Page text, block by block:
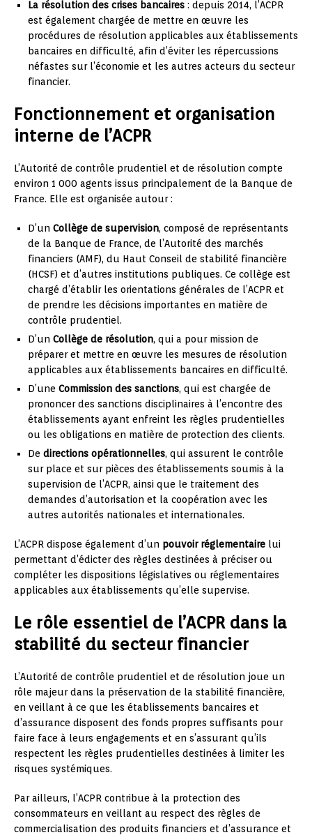
La résolution des crises bancaires : depuis 2014, l’ACPR
est également chargée de mettre en œuvre les
procédures de résolution applicables aux établissements
bancaires en difficulté, afin d’éviter les répercussions
néfastes sur l’économie et les autres acteurs du secteur
financier.
Fonctionnement et organisation
interne de l’ACPR
L’Autorité de contrôle prudentiel et de résolution compte
environ 1 000 agents issus principalement de la Banque de
France. Elle est organisée autour :
D’un Collège de supervision, composé de représentants
de la Banque de France, de l’Autorité des marchés
financiers (AMF), du Haut Conseil de stabilité financière
(HCSF) et d’autres institutions publiques. Ce collège est
chargé d’établir les orientations générales de l’ACPR et
de prendre les décisions importantes en matière de
contrôle prudentiel.
D’un Collège de résolution, qui a pour mission de
préparer et mettre en œuvre les mesures de résolution
applicables aux établissements bancaires en difficulté.
D’une Commission des sanctions, qui est chargée de
prononcer des sanctions disciplinaires à l’encontre des
établissements ayant enfreint les règles prudentielles
ou les obligations en matière de protection des clients.
De directions opérationnelles, qui assurent le contrôle
sur place et sur pièces des établissements soumis à la
supervision de l’ACPR, ainsi que le traitement des
demandes d’autorisation et la coopération avec les
autres autorités nationales et internationales.
L’ACPR dispose également d’un pouvoir réglementaire lui
permettant d’édicter des règles destinées à préciser ou
compléter les dispositions législatives ou réglementaires
applicables aux établissements qu’elle supervise.
Le rôle essentiel de l’ACPR dans la
stabilité du secteur financier
L’Autorité de contrôle prudentiel et de résolution joue un
rôle majeur dans la préservation de la stabilité financière,
en veillant à ce que les établissements bancaires et
d’assurance disposent des fonds propres suffisants pour
faire face à leurs engagements et en s’assurant qu’ils
respectent les règles prudentielles destinées à limiter les
risques systémiques.
Par ailleurs, l’ACPR contribue à la protection des
consommateurs en veillant au respect des règles de
commercialisation des produits financiers et d’assurance et